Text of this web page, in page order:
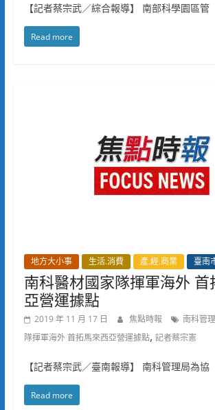
【記者蔡宗武／綜合報導】 南部科學園區管
Read more
地方大小事 生活.消費 產.經.商業 臺南
南科醫材國家隊揮軍海外 首
亞營運據點
2019 年 11 月 17 日 焦點時報 南科管
隊揮軍海外 首拓馬來西亞營運據點, 記者蔡宗憲
【記者蔡宗武／臺南報導】 南科管理局為協
Read more